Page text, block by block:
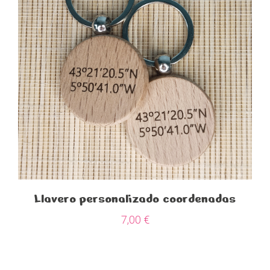
Llavero personalizado coordenadas
7,00 €